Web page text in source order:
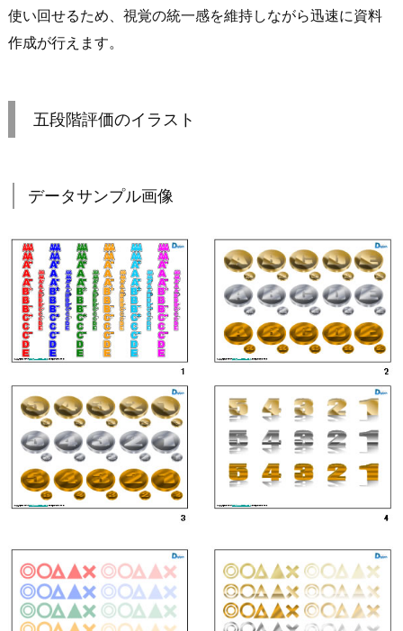
使い回せるため、視覚の統一感を維持しながら迅速に資料
作成が行えます。
五段階評価のイラスト
データサンプル画像